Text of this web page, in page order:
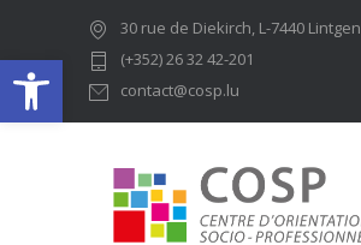
Ouvrir la barre d’outils
30 rue de Diekirch, L-7440 Lintgen
(+352) 26 32 42-201
contact@cosp.lu